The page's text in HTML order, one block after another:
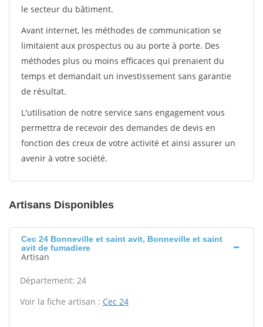
le secteur du bâtiment.
Avant internet, les méthodes de communication se
limitaient aux prospectus ou au porte à porte. Des
méthodes plus ou moins efficaces qui prenaient du
temps et demandait un investissement sans garantie
de résultat.
L'utilisation de notre service sans engagement vous
permettra de recevoir des demandes de devis en
fonction des creux de votre activité et ainsi assurer un
avenir à votre société.
Artisans Disponibles
Cec 24 Bonneville et saint avit, Bonneville et saint
avit de fumadiere
Artisan
Département: 24
Voir la fiche artisan : Cec 24